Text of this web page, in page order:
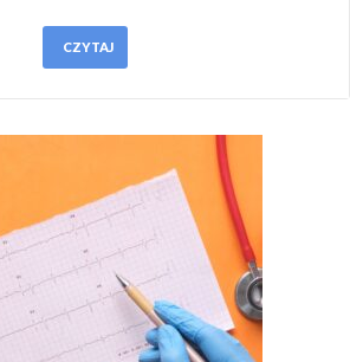
CZYTAJ